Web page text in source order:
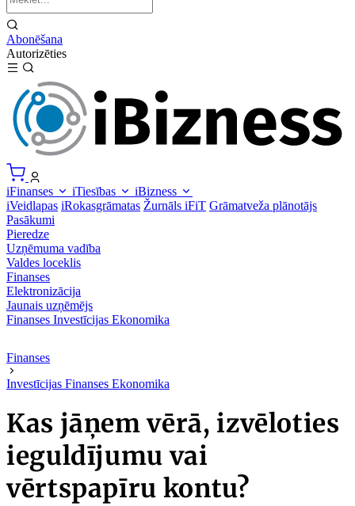
Abonēšana
Autorizēties
iFinanses iTiesības
iBizness
iVeidlapas iRokasgrāmatas Žurnāls iFiT Grāmatveža plānotājs
Pasākumi
Pieredze
Uzņēmuma vadība
Valdes loceklis
Finanses
Elektronizācija
Jaunais uzņēmējs
Finanses Investīcijas Ekonomika
Finanses
Investīcijas Finanses Ekonomika
Kas jāņem vērā, izvēloties
ieguldījumu vai
vērtspapīru kontu?